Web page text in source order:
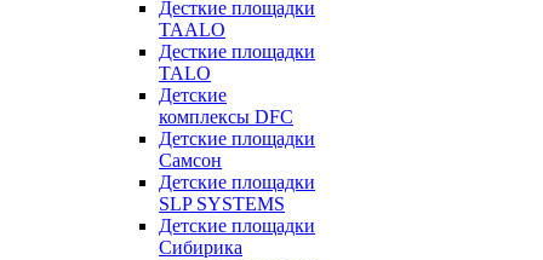
Десткие площадки
TAALO
Десткие площадки
TALO
Детские
комплексы DFC
Детские площадки
Самсон
Детские площадки
SLP SYSTEMS
Детские площадки
Сибирика